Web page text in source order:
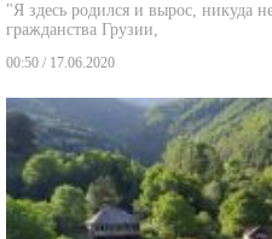
"Я здесь родился и вырос, никуда
гражданства Грузии,
00:50 / 17.06.2020